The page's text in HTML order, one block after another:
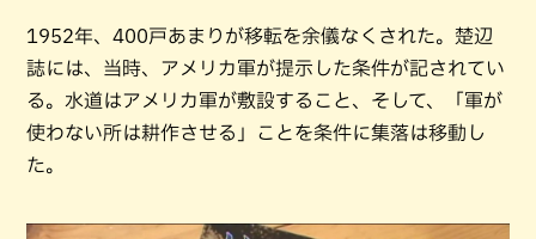
1952年、400戸あまりが移転を余儀なくされた。楚辺
誌には、当時、アメリカ軍が提示した条件が記されてい
る。水道はアメリカ軍が敷設すること、そして、「軍が
使わない所は耕作させる」ことを条件に集落は移動し
た。